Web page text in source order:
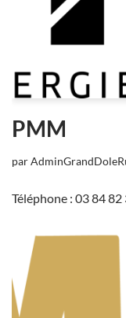
PMM
par
Téléphone : 03 84 82